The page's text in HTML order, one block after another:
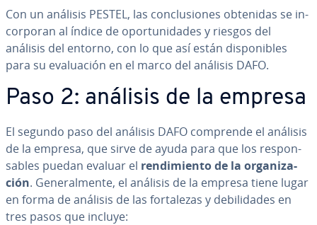
Con un análisis PESTEL, las co­n­clu­sio­nes obtenidas se in­
co­r­po­ran al índice de opo­r­tu­ni­da­des y riesgos del
análisis del entorno, con lo que así están di­s­po­ni­bles
para su eva­lua­ción en el marco del análisis DAFO.
Paso 2: análisis de la empresa
El segundo paso del análisis DAFO comprende el análisis
de la empresa, que sirve de ayuda para que los re­s­po­n­
sa­bles puedan evaluar el re­n­di­mie­n­to de la or­ga­ni­za­
ción. Ge­ne­ra­l­me­n­te, el análisis de la empresa tiene lugar
en forma de análisis de las fo­r­ta­le­zas y de­bi­li­da­des en
tres pasos que incluye: